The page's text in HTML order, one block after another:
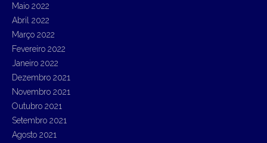
Maio 2022
Abril 2022
Março 2022
Fevereiro 2022
Janeiro 2022
Dezembro 2021
Novembro 2021
Outubro 2021
Setembro 2021
Agosto 2021